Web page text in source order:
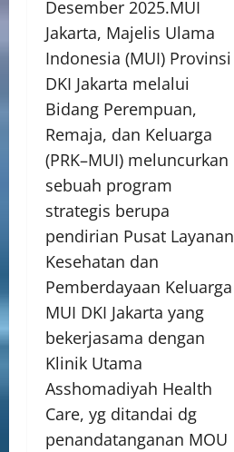
Desember 2025.MUI
Jakarta, Majelis Ulama
Indonesia (MUI) Provinsi
DKI Jakarta melalui
Bidang Perempuan,
Remaja, dan Keluarga
(PRK–MUI) meluncurkan
sebuah program
strategis berupa
pendirian Pusat Layanan
Kesehatan dan
Pemberdayaan Keluarga
MUI DKI Jakarta yang
bekerjasama dengan
Klinik Utama
Asshomadiyah Health
Care, yg ditandai dg
penandatanganan MOU